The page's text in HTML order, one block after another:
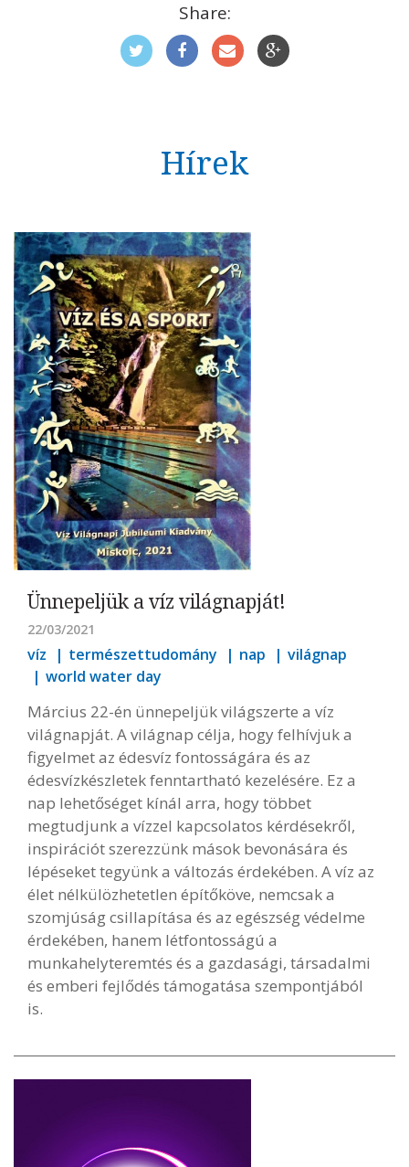
Share:
Hírek
Ünnepeljük a víz világnapját!
22/03/2021
víz természettudomány nap
világnap
world water day
Március 22-én ünnepeljük világszerte a víz
világnapját. A világnap célja, hogy felhívjuk a
figyelmet az édesvíz fontosságára és az
édesvízkészletek fenntartható kezelésére. Ez a
nap lehetőséget kínál arra, hogy többet
megtudjunk a vízzel kapcsolatos kérdésekről,
inspirációt szerezzünk mások bevonására és
lépéseket tegyünk a változás érdekében. A víz az
élet nélkülözhetetlen építőköve, nemcsak a
szomjúság csillapítása és az egészség védelme
érdekében, hanem létfontosságú a
munkahelyteremtés és a gazdasági, társadalmi
és emberi fejlődés támogatása szempontjából
is.